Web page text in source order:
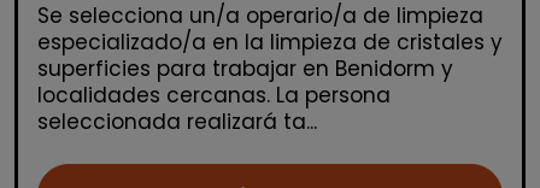
Se selecciona un/a operario/a de limpieza
especializado/a en la limpieza de cristales y
superficies para trabajar en Benidorm y
localidades cercanas. La persona
seleccionada realizará ta...